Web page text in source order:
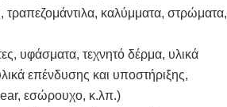
τραπεζομάντιλα, καλύμματα, στρώματα,
υφάσματα, τεχνητό δέρμα, υλικά
επένδυσης και υποστήριξης,
εσώρουχο, κ.λπ.)